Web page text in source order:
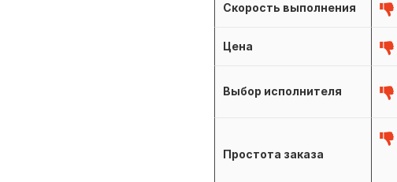
Скорость выполнения
Цена
Выбор исполнителя
Простота заказа